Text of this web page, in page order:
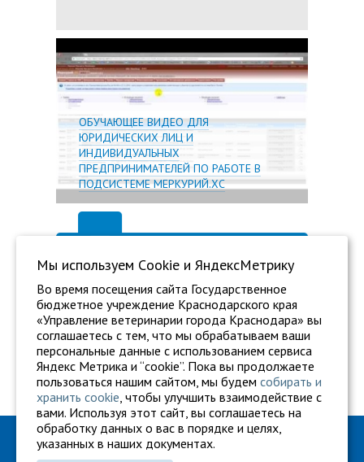
ОБУЧАЮЩЕЕ ВИДЕО ДЛЯ
ЮРИДИЧЕСКИХ ЛИЦ И
ИНДИВИДУАЛЬНЫХ
ПРЕДПРИНИМАТЕЛЕЙ ПО РАБОТЕ В
ПОДСИСТЕМЕ МЕРКУРИЙ.ХС
ГБУ "Ветуправление города Краснодара"
Адрес: г. Краснодар, ул. Карасунская, 110
Мы используем Сookie и ЯндексМетрику
Во время посещения сайта Государственное
бюджетное учреждение Краснодарского края
«Управление ветеринарии города Краснодара» вы
соглашаетесь с тем, что мы обрабатываем ваши
персональные данные с использованием сервиса
Яндекс Метрика и “cookie”. Пока вы продолжаете
пользоваться нашим сайтом, мы будем собирать и
хранить cookie, чтобы улучшить взаимодействие с
вами. Используя этот сайт, вы соглашаетесь на
обработку данных о вас в порядке и целях,
указанных в наших документах.